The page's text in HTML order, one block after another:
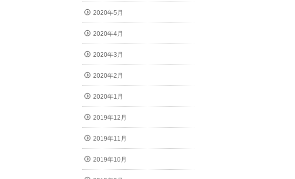
2020年5月
2020年4月
2020年3月
2020年2月
2020年1月
2019年12月
2019年11月
2019年10月